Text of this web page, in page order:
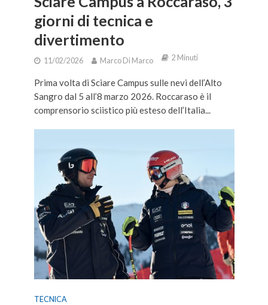
giorni di tecnica e
divertimento
11/02/2026 Marco Di Marco 2 Minuti
Prima volta di Sciare Campus sulle nevi dell’Alto
Sangro dal 5 all’8 marzo 2026. Roccaraso è il
comprensorio sciistico più esteso dell’Italia...
TECNICA